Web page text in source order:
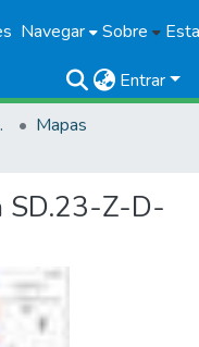
Navegar Sobre
Entrar
Mapas
SD.23-Z-D-